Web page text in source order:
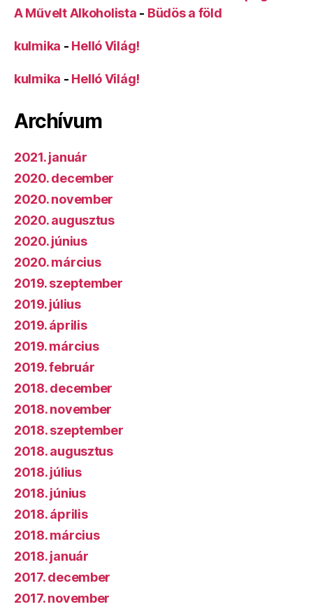
A Művelt Alkoholista - Büdös a föld
kulmika - Helló Világ!
kulmika - Helló Világ!
Archívum
2021. január
2020. december
2020. november
2020. augusztus
2020. június
2020. március
2019. szeptember
2019. július
2019. április
2019. március
2019. február
2018. december
2018. november
2018. szeptember
2018. augusztus
2018. július
2018. június
2018. április
2018. március
2018. január
2017. december
2017. november